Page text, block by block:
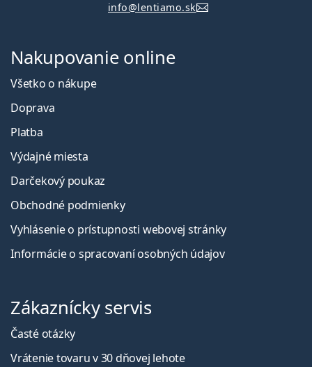
info@lentiamo.sk
Nakupovanie online
Všetko o nákupe
Doprava
Platba
Výdajné miesta
Darčekový poukaz
Obchodné podmienky
Vyhlásenie o prístupnosti webovej stránky
Informácie o spracovaní osobných údajov
Zákaznícky servis
Časté otázky
Vrátenie tovaru v 30 dňovej lehote